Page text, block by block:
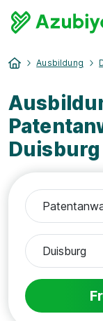
Ausbildung
Duisburg